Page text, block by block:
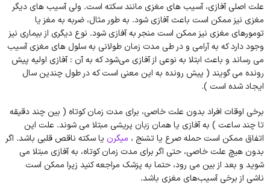
علت اصلی آفازی، آسیب های مغزی مانند سکته است. ولی آسیب های دیگر
مغزی نیز ممکن است باعث آفازی شود. به طور مثال، ضربه به مغز یا
تومورهای مغزی نیز ممکن است منجر به آفازی شود. نوع دیگری از بیماری نیز
وجود دارد که به آرامی و در طی مدت زمان طولانی به سلول های مغزی آسیب
می رساند و باعث ابتلا به نوعی از آفازی می‌شود که به آن : آفازی اولیه پیش
رونده می گویند ( پیش رونده به این معنی است که در طول چندین سال
ایجاد شده است ).
برخی اوقات افراد بدون علت خاصی، برای مدت زمان کوتاه ( بین چند دقیقه
تا چند ساعت ) به آفازی یا همان زبان پریشی مبتلا می شوند. علت این
اتفاق ممکن است حمله صرع یا تشنج ، میگرن یا سکته ناقص قلبی باشد. اگر
بدون هیچ علت خاصی، حتی اگر برای مدت زمان کوتاه، به آفازی مبتلا می
شوید و بعد از بین می رود، حتما به پزشک مراجعه کنید زیرا ممکن است
ناشی از برخی آسیب‌های مغزی باشد.